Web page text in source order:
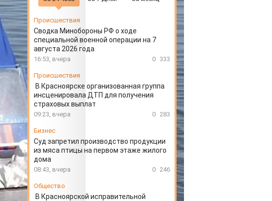
Происшествия
Сводка Минобороны РФ о ходе
специальной военной операции на 7
августа 2026 года
16:53, вчера 0 333
Происшествия
В Красноярске организованная группа
инсценировала ДТП для получения
страховых выплат
09:23, вчера 0 283
Бизнес
Суд запретил производство продукции
из мяса птицы на первом этаже жилого
дома
08:43, вчера 0 246
Общество
В Красноярской исправительной